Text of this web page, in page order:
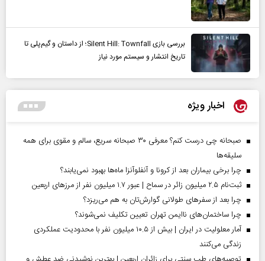
بررسی بازی Silent Hill: Townfall؛ از داستان و گیم‌پلی تا
تاریخ انتشار و سیستم مورد نیاز
اخبار ویژه
صبحانه چی درست کنم؟ معرفی ۳۰ صبحانه سریع، سالم و مقوی برای همه
سلیقه‌ها
چرا برخی بیماران بعد از کرونا و آنفلوآنزا ماه‌ها بهبود نمی‌یابند؟
ثبت‌نام ۲.۵ میلیون زائر در سماح | عبور ۱.۷ میلیون نفر از مرز‌های اربعین
چرا بعد از سفرهای طولانی گوارش‌تان به هم می‌ریزد؟
چرا ساختمان‌های ناایمن تهران تعیین تکلیف نمی‌شوند؟
آمار معلولیت در ایران | بیش از ۱۰.۵ میلیون نفر با محدودیت عملکردی
زندگی می‌کنند